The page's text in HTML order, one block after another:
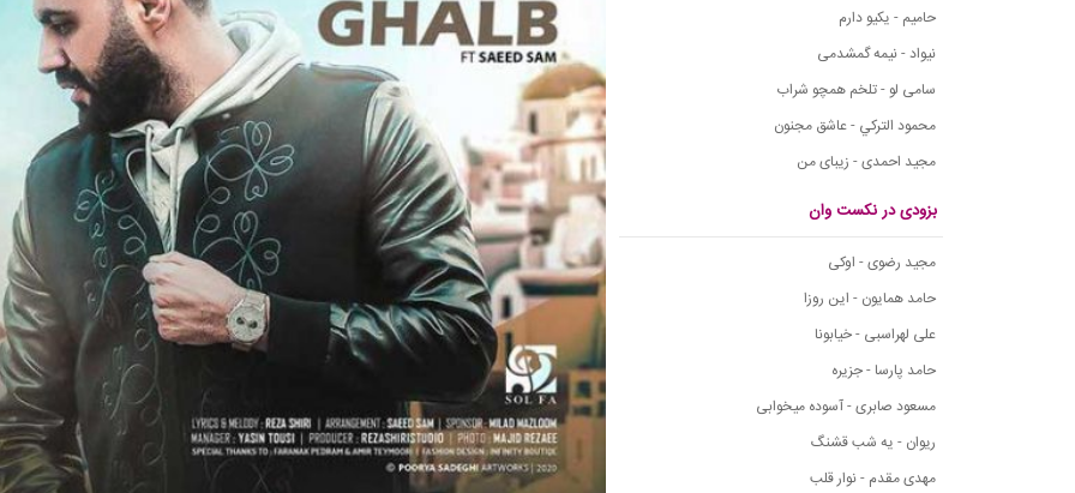
حامیم - یکیو دارم
نیواد - نیمه گمشدمی
سامی لو - تلخم همچو شراب
محمود التركي - عاشق مجنون
مجید احمدی - زیبای من
بزودی در نکست وان
مجید رضوی - اوکی
حامد همایون - این روزا
علی لهراسبی - خیابونا
حامد پارسا - جزیره
مسعود صابری - آسوده میخوابی
ریوان - یه شب قشنگ
مهدی مقدم - نوار قلب